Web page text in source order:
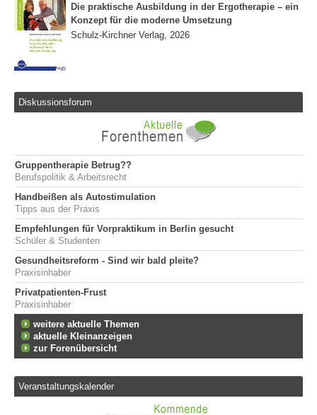
Die praktische Ausbildung in der Ergotherapie – ein
Konzept für die moderne Umsetzung
Schulz-Kirchner Verlag, 2026
Diskussionsforum
Gruppentherapie Betrug??
Berufspolitik & Arbeitsrecht
Handbeißen als Autostimulation
Tipps aus der Praxis
Empfehlungen für Vorpraktikum in Berlin gesucht
Schüler & Studenten
Gesundheitsreform - Sind wir bald pleite?
Praxisinhaber
Privatpatienten-Frust
Praxisinhaber
weitere aktuelle Themen
aktuelle Kleinanzeigen
zur Forenübersicht
Veranstaltungskalender